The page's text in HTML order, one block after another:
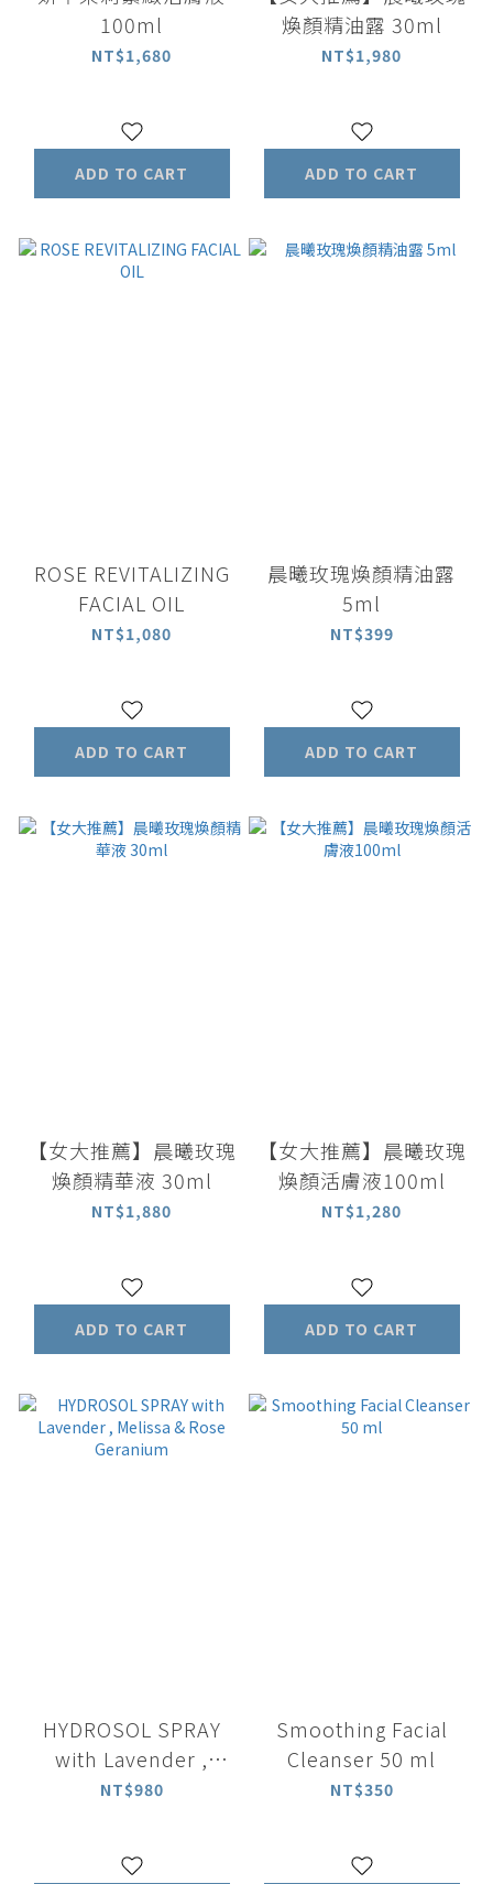
100ml
NT$1,680
ADD TO CART
煥顏精油露 30ml
NT$1,980
ADD TO CART
ROSE REVITALIZING
FACIAL OIL
NT$1,080
ADD TO CART
晨曦玫瑰煥顏精油露
5ml
NT$399
ADD TO CART
【女大推薦】晨曦玫瑰
煥顏精華液 30ml
NT$1,880
ADD TO CART
【女大推薦】晨曦玫瑰
煥顏活膚液100ml
NT$1,280
ADD TO CART
HYDROSOL SPRAY
with Lavender ,
Melissa & Rose
NT$980
Smoothing Facial
Cleanser 50 ml
NT$350